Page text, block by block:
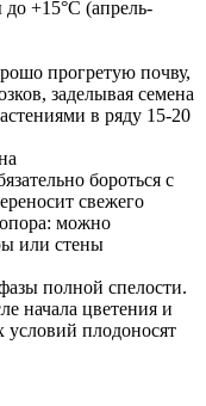
+15°C (апрель-
прогретую почву,
заделывая семена
в ряду 15-20
бороться с
свежего
можно
или стены
полной спелости.
начала цветения и
плодоносят